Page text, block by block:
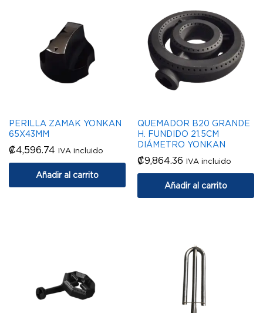
PERILLA ZAMAK YONKAN
65X43MM
₡4,596.74 IVA incluido
Añadir al carrito
QUEMADOR B20 GRANDE
H. FUNDIDO 21.5CM
DIÁMETRO YONKAN
₡9,864.36 IVA incluido
Añadir al carrito